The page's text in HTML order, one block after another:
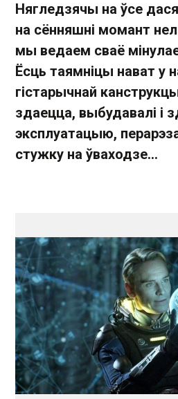
Нягледзячы на ўсе
на сённяшні момант
мы ведаем сваё
Ёсць таямніцы нават у
гістарычнай
здаецца, выбудавалі і
эксплуатацыю,
стужку на ўваходзе...